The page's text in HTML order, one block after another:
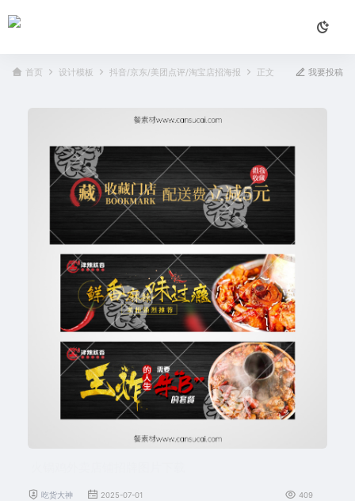
首页 设计模板 抖音/京东/美团点评/淘宝店招海报 正文 我要投稿
吃货大神 2025-07-01 409